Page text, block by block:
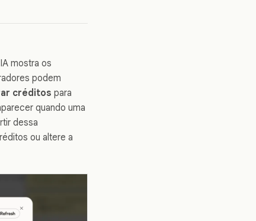
mostra os
podem
créditos para
quando uma
dessa
ou altere a